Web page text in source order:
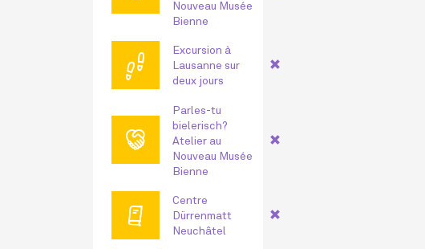
Nouveau Musée
Bienne
👣
Excursion à
Lausanne sur
deux jours
🤝
Parles-tu
bielerisch?
Atelier au
Nouveau Musée
Bienne
🕮
Centre
Dürrenmatt
Neuchâtel